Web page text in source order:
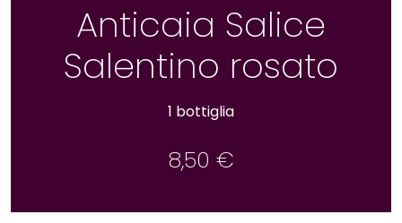
Anticaia Salice
Salentino rosato
1 bottiglia
8,50 €